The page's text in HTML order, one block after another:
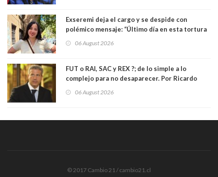
Exseremi deja el cargo y se despide con
polémico mensaje: “Último día en esta tortura
06 August 2026
FUT o RAI, SAC y REX ?; de lo simple a lo
complejo para no desaparecer. Por Ricardo
06 August 2026
© 2017 Cambio 21 / cambio21.cl